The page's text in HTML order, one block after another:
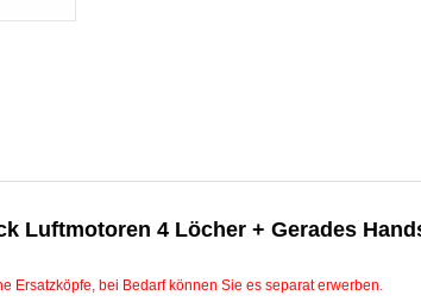
Luftmotoren 4 Löcher + Gerades
Ersatzköpfe, bei Bedarf können Sie es separat erwerben.